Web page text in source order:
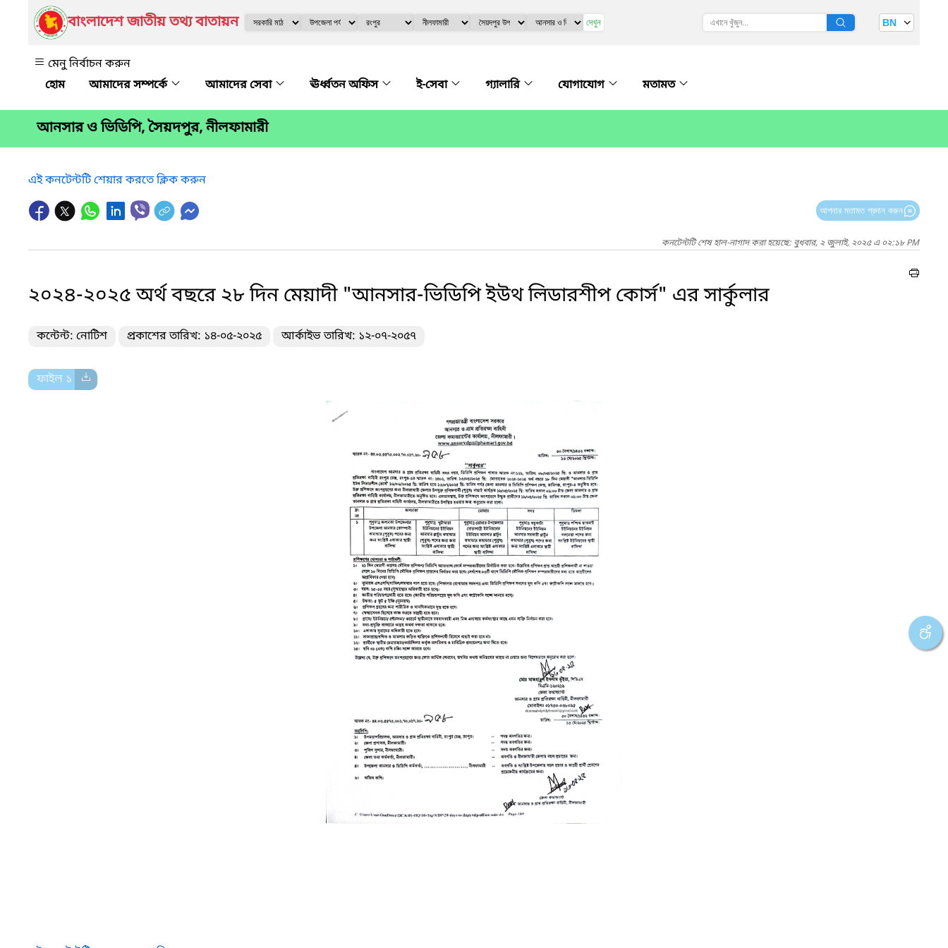
বাংলাদেশ জাতীয় তথ্য বাতায়ন দেখুন BN
মেনু নির্বাচন করুন
আমাদের সম্পর্কে
আমাদের সেবা ঊর্ধ্বতন অফিস ই-সেবা গ্যালারি যোগাযোগ মতামত
আনসার ও ভিডিপি, সৈয়দপুর, নীলফামারী
এই কনটেন্টটি শেয়ার করতে ক্লিক করুন
আপনার মতামত প্রদান করুন
কনটেন্টটি শেষ হাল-নাগাদ করা হয়েছে: বুধবার, ২ জুলাই, ২০২৫ এ ০২:১৮ PM
২০২৪-২০২৫ অর্থ বছরে ২৮ দিন মেয়াদী "আনসার-ভিডিপি ইউথ লিডারশীপ কোর্স" এর সার্কুলার
কন্টেন্ট: নোটিশ প্রকাশের তারিখ: ১৪-০৫-২০২৫ আর্কাইভ তারিখ: ১২-০৭-২০৫৭
ফাইল ১